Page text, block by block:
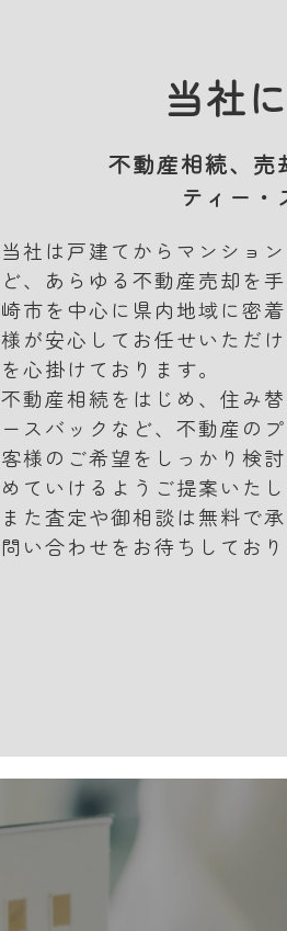
当社
不動産相続、売
ティー・
当社は戸建てからマンショ
ど、あらゆる不動産売却を
崎市を中心に県内地域に密
様が安心してお任せいただ
を心掛けております。
不動産相続をはじめ、住み
ースバックなど、不動産の
客様のご希望をしっかり検
めていけるようご提案いたし
また査定や御相談は無料で
問い合わせをお待ちしており